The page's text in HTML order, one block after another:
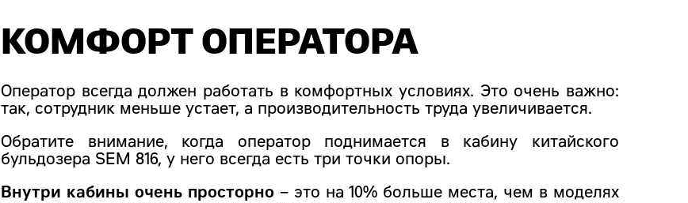
КОМФОРТ ОПЕРАТОРА
Оператор всегда должен работать в комфортных условиях. Это очень важно:
так, сотрудник меньше устает, а производительность труда увеличивается.
Обратите внимание, когда оператор поднимается в кабину китайского
бульдозера SEM 816, у него всегда есть три точки опоры.
Внутри кабины очень просторно– это на 10% больше места, чем в моделях